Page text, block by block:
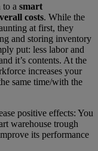
to a smart
costs. While the
at first, they
and storing inventory
put: less labor and
it’s contents. At the
increases your
same time/with the
positive effects: You
warehouse trough
its performance